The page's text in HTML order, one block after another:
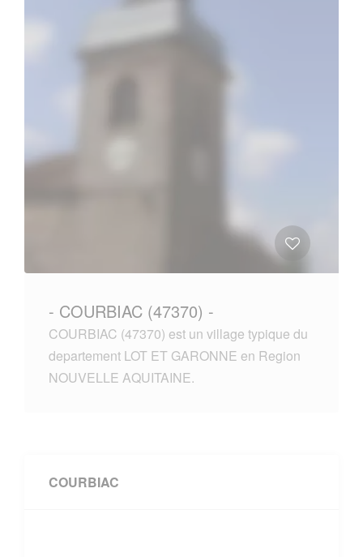
- COURBIAC (47370) -
COURBIAC (47370) est un village typique du
departement LOT ET GARONNE en Region
NOUVELLE AQUITAINE.
COURBIAC